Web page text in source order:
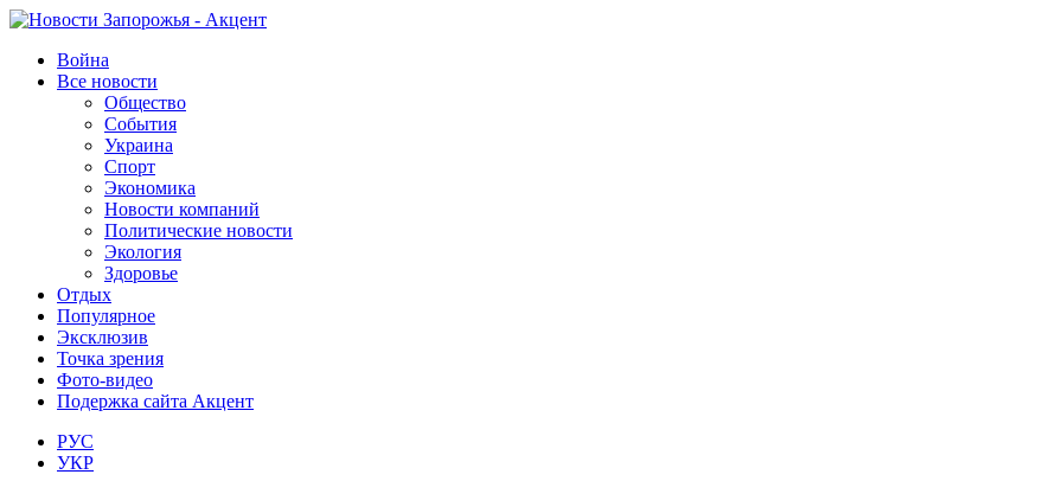
Война
Все новости
Общество
События
Украина
Спорт
Экономика
Новости компаний
Политические новости
Экология
Здоровье
Отдых
Популярное
Эксклюзив
Точка зрения
Фото-видео
Подержка сайта Акцент
РУС
УКР